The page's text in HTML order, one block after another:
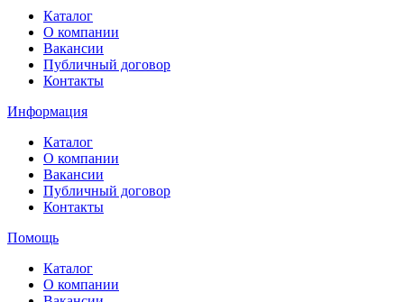
Каталог
О компании
Вакансии
Публичный договор
Контакты
Информация
Каталог
О компании
Вакансии
Публичный договор
Контакты
Помощь
Каталог
О компании